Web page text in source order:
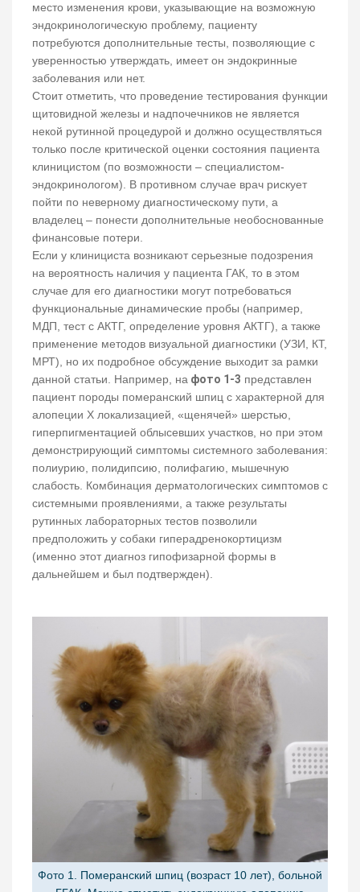
место изменения крови, указывающие на возможную
эндокринологическую проблему, пациенту
потребуются дополнительные тесты, позволяющие с
уверенностью утверждать, имеет он эндокринные
заболевания или нет.
Стоит отметить, что проведение тестирования функции
щитовидной железы и надпочечников не является
некой рутинной процедурой и должно осуществляться
только после критической оценки состояния пациента
клиницистом (по возможности – специалистом-
эндокринологом). В противном случае врач рискует
пойти по неверному диагностическому пути, а
владелец – понести дополнительные необоснованные
финансовые потери.
Если у клинициста возникают серьезные подозрения
на вероятность наличия у пациента ГАК, то в этом
случае для его диагностики могут потребоваться
функциональные динамические пробы (например,
МДП, тест с АКТГ, определение уровня АКТГ), а также
применение методов визуальной диагностики (УЗИ, КТ,
МРТ), но их подробное обсуждение выходит за рамки
данной статьи. Например, на фото 1-3 представлен
пациент породы померанский шпиц с характерной для
алопеции Х локализацией, «щенячей» шерстью,
гиперпигментацией облысевших участков, но при этом
демонстрирующий симптомы системного заболевания:
полиурию, полидипсию, полифагию, мышечную
слабость. Комбинация дерматологических симптомов с
системными проявлениями, а также результаты
рутинных лабораторных тестов позволили
предположить у собаки гиперадренокортицизм
(именно этот диагноз гипофизарной формы в
дальнейшем и был подтвержден).
Фото 1. Померанский шпиц (возраст 10 лет), больной